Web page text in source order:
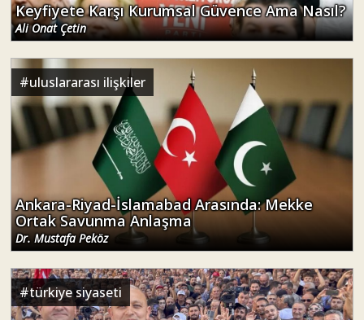
Keyfiyete Karşı Kurumsal Güvence Ama Nasıl?
Ali Onat Çetin
#uluslararası ilişkiler
Ankara-Riyad-İslamabad Arasında: Mekke
Ortak Savunma Anlaşma
Dr. Mustafa Peköz
#türkiye siyaseti